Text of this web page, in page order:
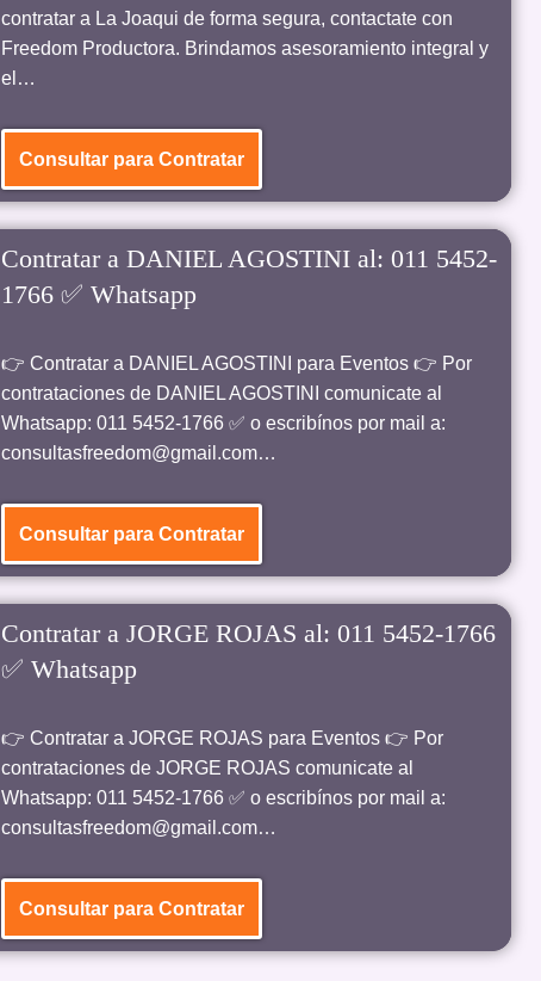
contratar a La Joaqui de forma segura, contactate con
Freedom Productora. Brindamos asesoramiento integral y
el…
Consultar para Contratar
Contratar a DANIEL AGOSTINI al: 011 5452-
1766 ✅ Whatsapp
👉 Contratar a DANIEL AGOSTINI para Eventos 👉 Por
contrataciones de DANIEL AGOSTINI comunicate al
Whatsapp: 011 5452-1766 ✅ o escribínos por mail a:
consultasfreedom@gmail.com…
Consultar para Contratar
Contratar a JORGE ROJAS al: 011 5452-1766
✅ Whatsapp
👉 Contratar a JORGE ROJAS para Eventos 👉 Por
contrataciones de JORGE ROJAS comunicate al
Whatsapp: 011 5452-1766 ✅ o escribínos por mail a:
consultasfreedom@gmail.com…
Consultar para Contratar